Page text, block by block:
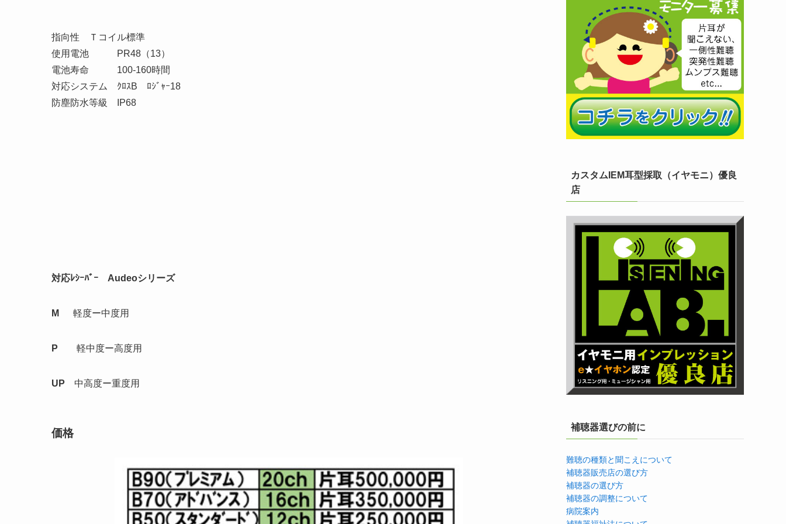
指向性 Ｔコイル標準
使用電池 PR48（13）
電池寿命 100-160時間
対応システム ｸﾛｽB ﾛｼﾞｬｰ18
防塵防水等級 IP68
対応ﾚｼｰﾊﾞｰ Audeoシリーズ
M 軽度ー中度用
P 軽中度ー高度用
UP 中高度ー重度用
価格
カスタムIEM耳型採取（イヤモニ）優良
店
補聴器選びの前に
難聴の種類と聞こえについて
補聴器販売店の選び方
補聴器の選び方
補聴器の調整について
病院案内